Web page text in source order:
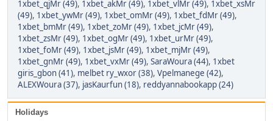
1xbet_qjMr (49), 1xbet_akMr (49), 1xbet_vlMr (49), 1xbet_xsMr
(49), 1xbet_ywMr (49), 1xbet_omMr (49), 1xbet_fdMr (49),
1xbet_bmMr (49), 1xbet_zoMr (49), 1xbet_jcMr (49),
1xbet_zsMr (49), 1xbet_ogMr (49), 1xbet_urMr (49),
1xbet_foMr (49), 1xbet_jsMr (49), 1xbet_mjMr (49),
1xbet_gnMr (49), 1xbet_vxMr (49), SaraWoura (44), 1xbet
giris_gbon (41), melbet ry_wxor (38), Vpelmanege (42),
ALEXWoura (37), jasKaurfun (18), reddyannabookapp (24)
Holidays